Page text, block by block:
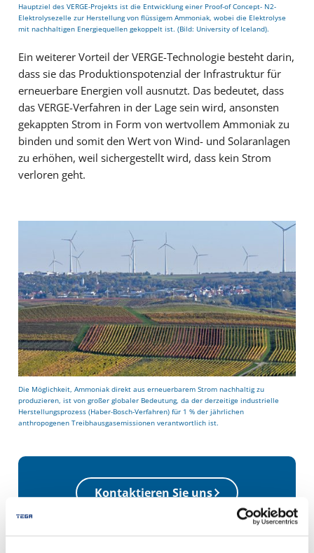
Hauptziel des VERGE-Projekts ist die Entwicklung einer Proof-of Concept- N2-
Elektrolysezelle zur Herstellung von flüssigem Ammoniak, wobei die Elektrolyse
mit nachhaltigen Energiequellen gekoppelt ist. (Bild: University of Iceland).
Ein weiterer Vorteil der VERGE-Technologie besteht darin,
dass sie das Produktionspotenzial der Infrastruktur für
erneuerbare Energien voll ausnutzt. Das bedeutet, dass
das VERGE-Verfahren in der Lage sein wird, ansonsten
gekappten Strom in Form von wertvollem Ammoniak zu
binden und somit den Wert von Wind- und Solaranlagen
zu erhöhen, weil sichergestellt wird, dass kein Strom
verloren geht.
Die Möglichkeit, Ammoniak direkt aus erneuerbarem Strom nachhaltig zu
produzieren, ist von großer globaler Bedeutung, da der derzeitige industrielle
Herstellungsprozess (Haber-Bosch-Verfahren) für 1 % der jährlichen
anthropogenen Treibhausgasemissionen verantwortlich ist.
Kontaktieren Sie uns